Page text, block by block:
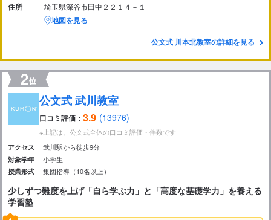
住所 埼玉県深谷市田中２２１４－１
地図を見る
公文式 川本北教室の詳細を見る
公文式 武川教室
口コミ評価： 3.9 (13976)
※上記は、公文式全体の口コミ評価・件数です
アクセス 武川駅から徒歩9分
対象学年 小学生
授業形式 集団指導（10名以上）
少しずつ難度を上げ「自ら学ぶ力」と「高度な基礎学力」を養える
学習塾